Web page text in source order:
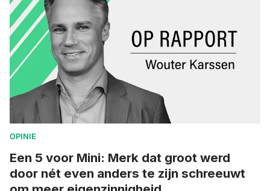
OPINIE
Een 5 voor Mini: Merk dat groot werd
door nét even anders te zijn schreeuwt